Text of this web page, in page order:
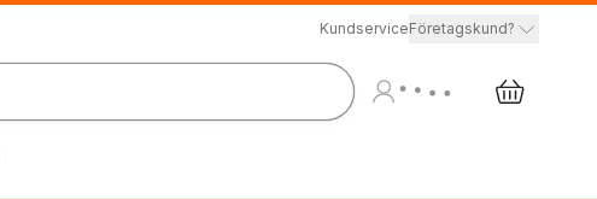
KundserviceFöretagskund?